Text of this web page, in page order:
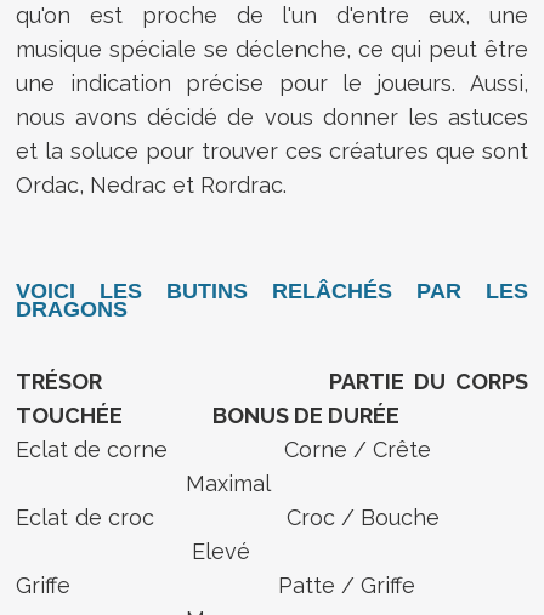
qu'on est proche de l'un d'entre eux, une
musique spéciale se déclenche, ce qui peut être
une indication précise pour le joueurs. Aussi,
nous avons décidé de vous donner les astuces
et la soluce pour trouver ces créatures que sont
Ordac, Nedrac et Rordrac.
VOICI LES BUTINS RELÂCHÉS PAR LES
DRAGONS
TRÉSOR
PARTIE DU CORPS
TOUCHÉE
BONUS DE DURÉE
Eclat de corne Corne / Crête
Maximal
Eclat de croc Croc / Bouche
Elevé
Griffe Patte / Griffe